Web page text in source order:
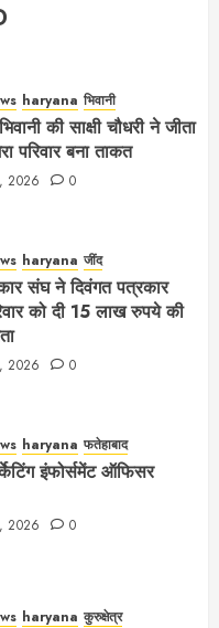
haryana भिवानी
की साक्षी चौधरी ने जीता
परिवार बना ताकत
2026 0
haryana जींद
संघ ने दिवंगत पत्रकार
को दी 15 लाख रुपये की
2026 0
haryana फतेहाबाद
इंफोर्समेंट ऑफिसर
2026 0
haryana कुरुक्षेत्र